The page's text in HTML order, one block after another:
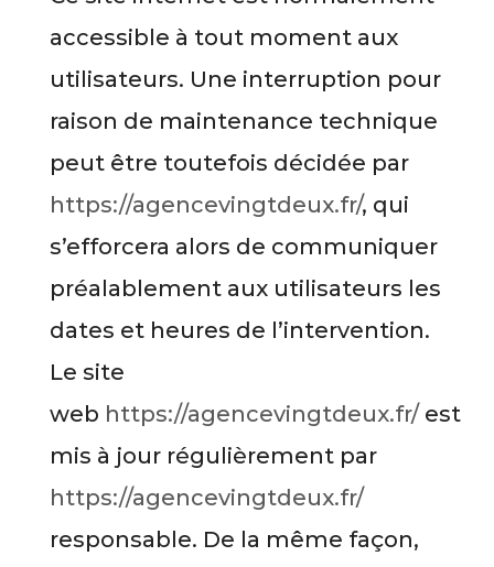
accessible à tout moment aux
utilisateurs. Une interruption pour
raison de maintenance technique
peut être toutefois décidée par
https://agencevingtdeux.fr/, qui
s’efforcera alors de communiquer
préalablement aux utilisateurs les
dates et heures de l’intervention.
Le site
web https://agencevingtdeux.fr/est
mis à jour régulièrement par
https://agencevingtdeux.fr/
responsable. De la même façon,